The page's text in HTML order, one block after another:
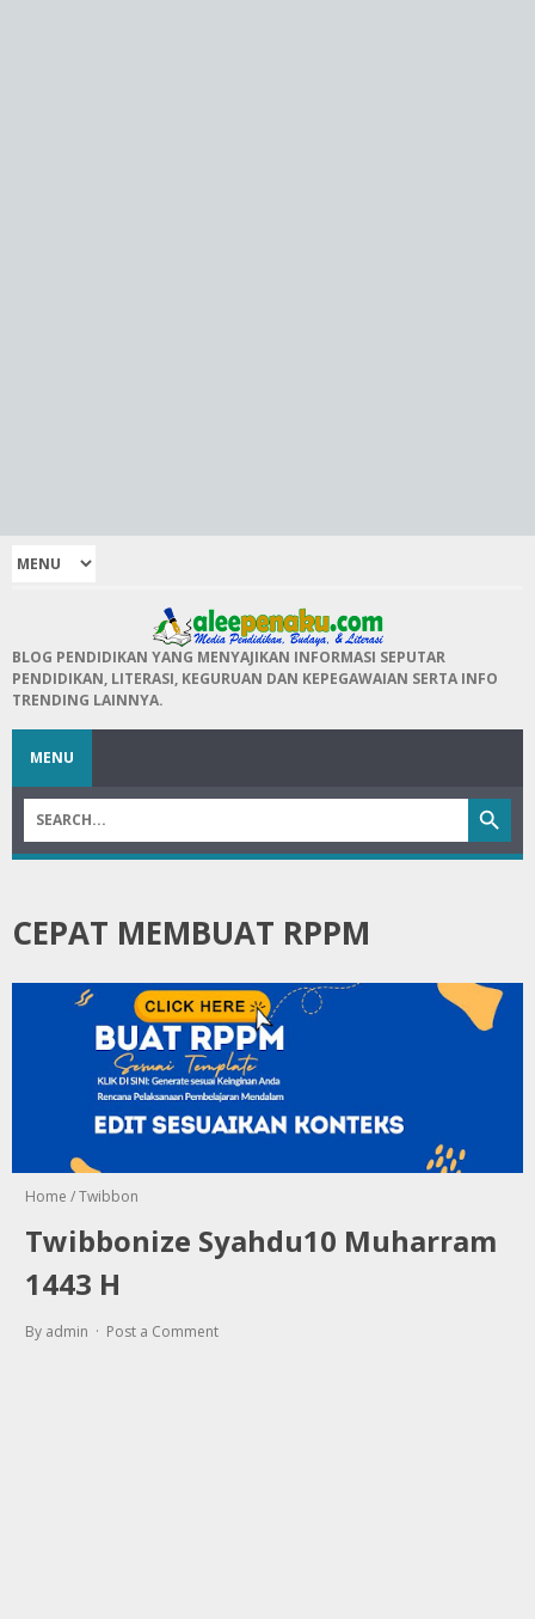
BLOG PENDIDIKAN YANG MENYAJIKAN INFORMASI SEPUTAR
PENDIDIKAN, LITERASI, KEGURUAN DAN KEPEGAWAIAN SERTA INFO
TRENDING LAINNYA.
MENU
CEPAT MEMBUAT RPPM
Home /Twibbon
Twibbonize Syahdu10 Muharram
1443 H
By admin Post a Comment